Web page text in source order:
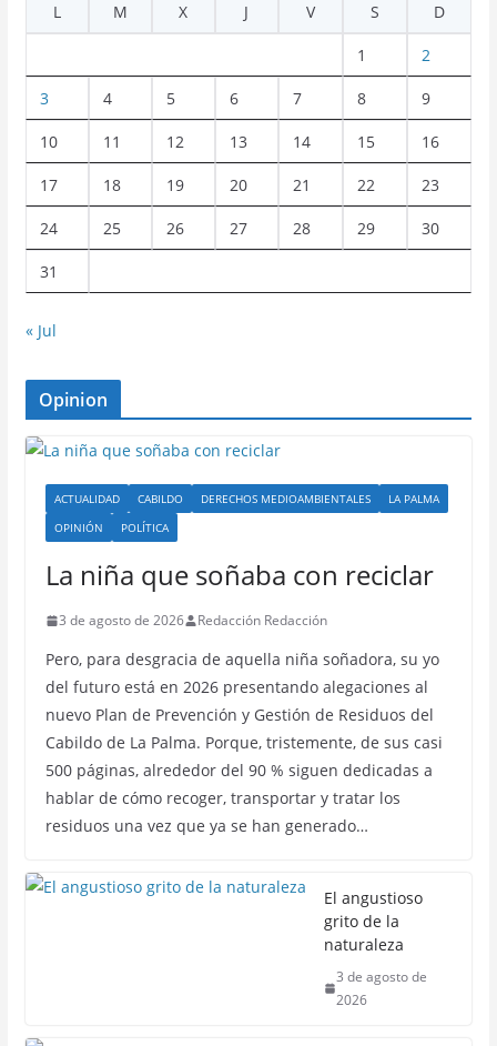
L
M X J V S D
1 2
3 4 5 6 7 8 9
10 11 12 13 14 15 16
17 18 19 20 21 22 23
24 25 26 27 28 29 30
31
« Jul
Opinion
ACTUALIDAD CABILDO DERECHOS MEDIOAMBIENTALES
LA PALMA
OPINIÓN
POLÍTICA
La niña que soñaba con reciclar
3 de agosto de 2026 Redacción Redacción
Pero, para desgracia de aquella niña soñadora, su yo
del futuro está en 2026 presentando alegaciones al
nuevo Plan de Prevención y Gestión de Residuos del
Cabildo de La Palma. Porque, tristemente, de sus casi
500 páginas, alrededor del 90 % siguen dedicadas a
hablar de cómo recoger, transportar y tratar los
residuos una vez que ya se han generado…
El angustioso
grito de la
naturaleza
3 de agosto de
2026